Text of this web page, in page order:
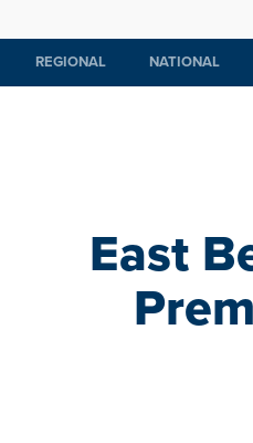
REGIONAL NATIONAL
East